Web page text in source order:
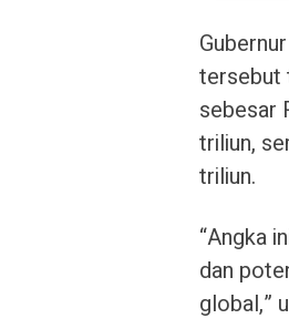
tersebut
sebesar
triliun,
triliun.
“Angka
dan
global,”